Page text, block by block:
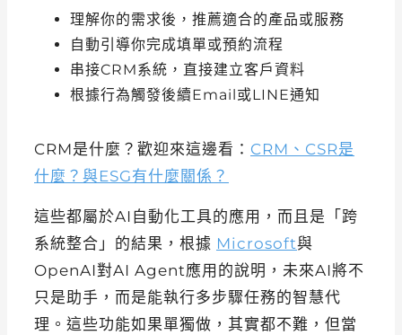
理解你的需求後，推薦適合的產品或服務
自動引導你完成填單或預約流程
串接CRM系統，直接建立客戶資料
根據行為觸發後續Email或LINE通知
CRM是什麼？歡迎來這邊看： CRM、CSR是
什麼？與ESG有什麼關係？
這些都屬於AI自動化工具的應用，而且是「跨
系統整合」的結果，根據 Microsoft與
OpenAI對AI Agent應用的說明，未來AI將不
只是助手，而是能執行多步驟任務的智慧代
理。這些功能如果單獨做，其實都不難，但當